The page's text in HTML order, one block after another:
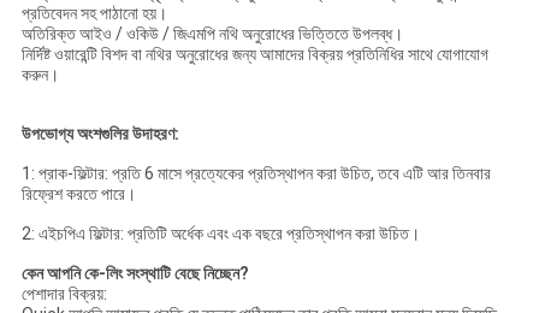
প্রতিবেদন সহ পাঠানো হয়।
অতিরিক্ত আইও / ওকিউ / জিএমপি নথি অনুরোধের ভিত্তিতে উপলব্ধ।
নির্দিষ্ট ওয়ারেন্টি বিশদ বা নথির অনুরোধের জন্য আমাদের বিক্রয় প্রতিনিধির সাথে যোগাযোগ
করুন।
উপভোগ্য অংশগুলির উদাহরণ:
1: প্রাক-ফিল্টার: প্রতি 6 মাসে প্রত্যেকের প্রতিস্থাপন করা উচিত, তবে এটি আর তিনবার
রিফ্রেশ করতে পারে।
2: এইচপিএ ফিল্টার: প্রতিটি অর্ধেক এবং এক বছরে প্রতিস্থাপন করা উচিত।
কেন আপনি কে-লিং সংস্থাটি বেছে নিচ্ছেন?
পেশাদার বিক্রয়: